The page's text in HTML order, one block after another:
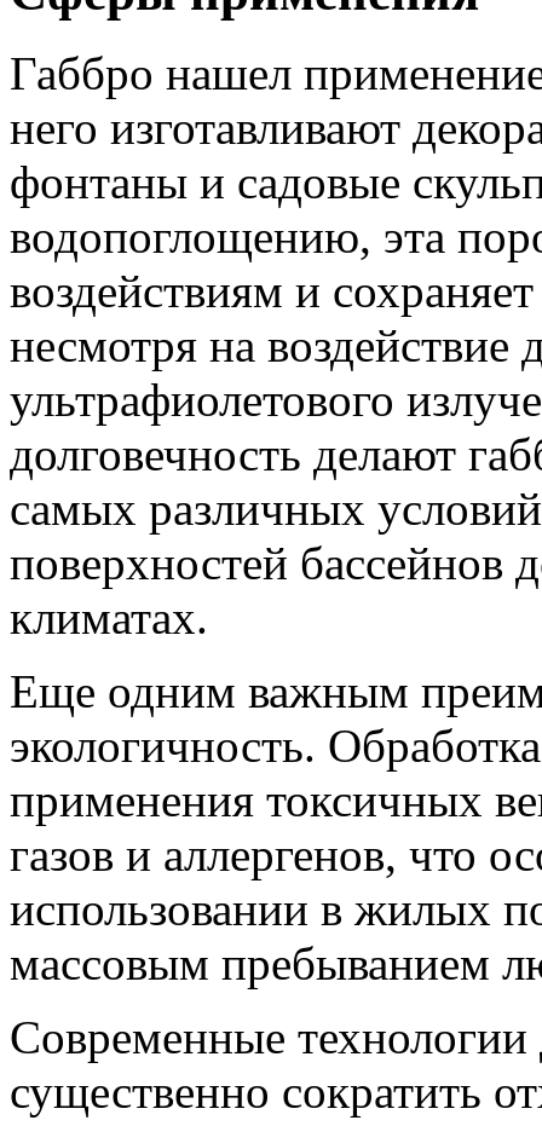
Габбро нашел
него изготавливают
фонтаны и садовые
водопоглощению, эта
воздействиям и
несмотря на воздействие
ультрафиолетового
долговечность делают
самых различных
поверхностей бассейнов
климатах.
Еще одним важным
экологичность.
применения токсичных
газов и аллергенов, что
использовании в жилых
массовым пребыванием
Современные
существенно сократить